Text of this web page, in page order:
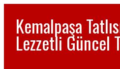
Kemalpaşa
Lezzetli Güncel
Pratik, lezzetli, Güncel,